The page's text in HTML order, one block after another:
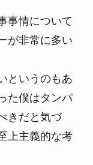
事情について
が非常に多い
というのもあ
た僕はタンパ
きだと気づ
上主義的な考